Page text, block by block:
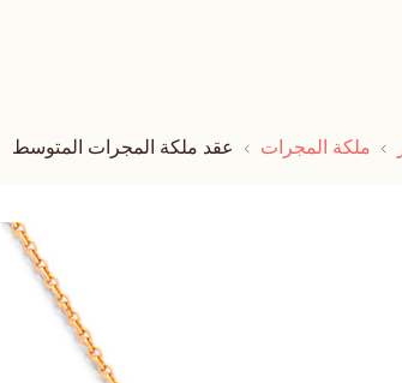
ملكة المجرات عقد ملكة المجرات المتوسط